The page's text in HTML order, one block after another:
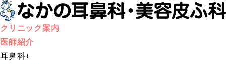
クリニック案内
医師紹介
耳鼻科+